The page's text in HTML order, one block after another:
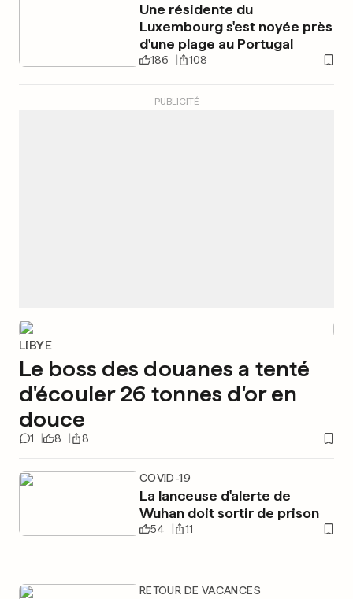
Une résidente du
Luxembourg s'est noyée près
d'une plage au Portugal
186 108
PUBLICITÉ
LIBYE
Le boss des douanes a tenté
d'écouler 26 tonnes d'or en
douce
1 8 8
COVID-19
La lanceuse d'alerte de
Wuhan doit sortir de prison
54 11
RETOUR DE VACANCES